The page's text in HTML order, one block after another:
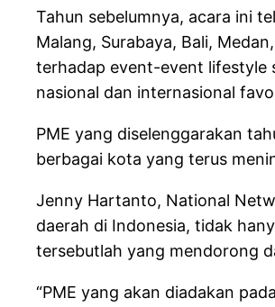
Tahun sebelumnya, acara ini
Malang, Surabaya, Bali,
terhadap event-event lifestyle
nasional dan internasional
PME yang diselenggarakan
berbagai kota yang terus
Jenny Hartanto, National
daerah di Indonesia, tidak
tersebutlah yang mendorong
“PME yang akan diadakan